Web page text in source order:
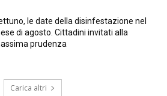
le date della disinfestazione nel
di agosto. Cittadini invitati alla
prudenza
Carica altri